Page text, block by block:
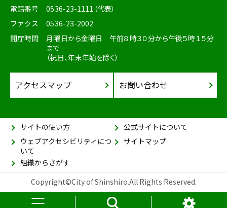
電話番号
0536-23-1111（代表）
ファクス
0536-23-2002
開庁時間
月曜日から金曜日 午前８時３０分から午後５時１５分
まで
（祝日、年末年始を除く）
アクセスマップ お問い合わせ
サイトの使い方
公式サイトについて
ウェブアクセシビリティにつ
いて
サイトマップ
組織からさがす
Copyright©City of Shinshiro.All Rights Reserved.